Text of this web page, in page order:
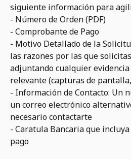
siguiente información para
- Número de Orden (PDF)
- Comprobante de Pago
- Motivo Detallado de la
las razones por las que
adjuntando cualquier
relevante (capturas de
- Información de Contacto: Un
un correo electrónico
necesario contactarte
- Caratula Bancaria que
pago